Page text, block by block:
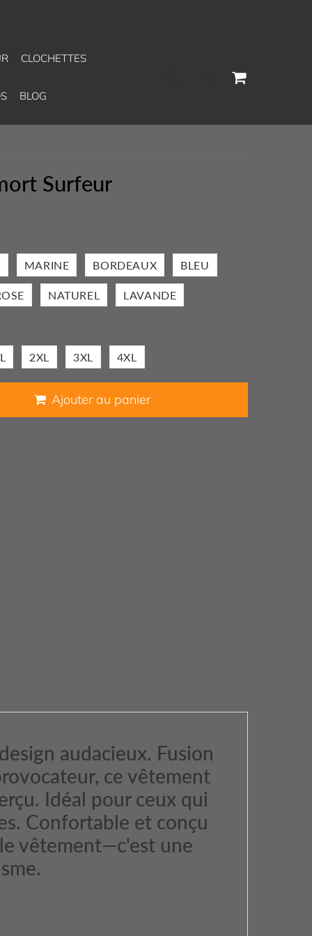
CLOCHETTES
BLOG
Surfeur
MARINE BORDEAUX BLEU
NATUREL LAVANDE
2XL 3XL 4XL
Ajouter au panier
audacieux. Fusion
ce vêtement
Idéal pour ceux qui
Confortable et conçu
vêtement—c'est une